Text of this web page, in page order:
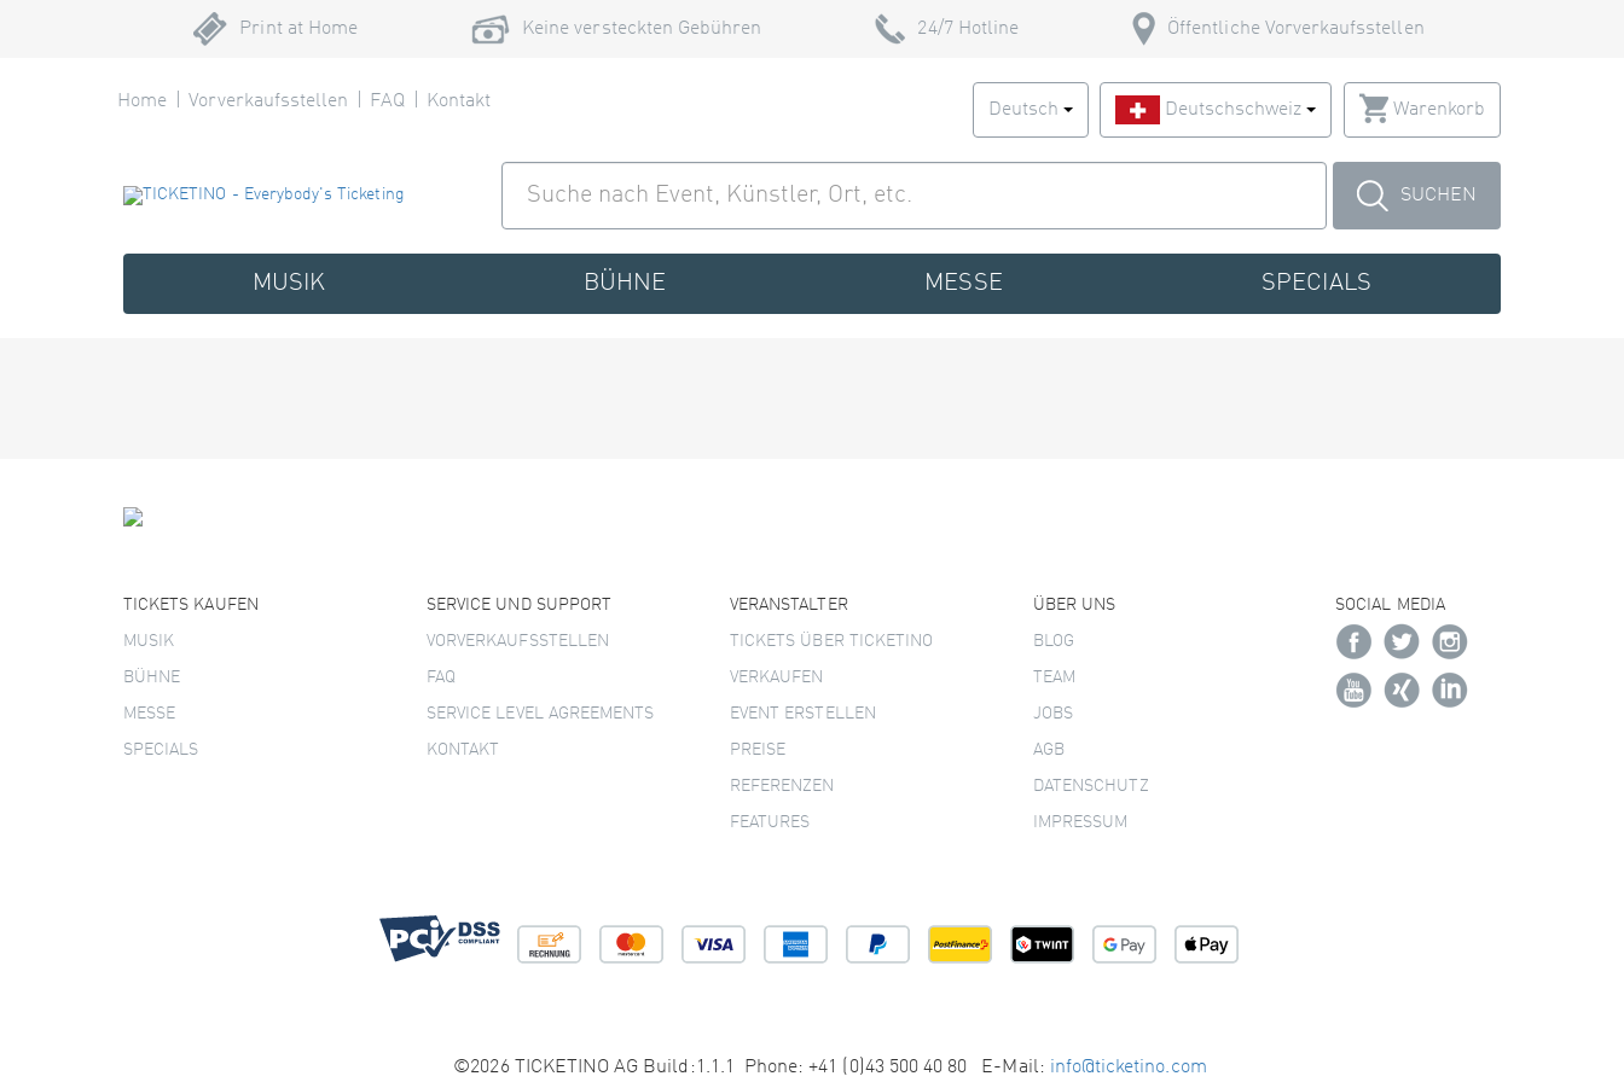
Print at Home Keine versteckten Gebühren 24/7 Hotline Öffentliche Vorverkaufsstellen
Home Vorverkaufsstellen FAQ Kontakt Deutsch Deutschschweiz Warenkorb
SUCHEN
MUSIK BÜHNE MESSE SPECIALS
TICKETS KAUFEN
MUSIK
BÜHNE
MESSE
SPECIALS
SERVICE UND SUPPORT
VORVERKAUFSSTELLEN
FAQ
SERVICE LEVEL AGREEMENTS
KONTAKT
VERANSTALTER
TICKETS ÜBER TICKETINO
VERKAUFEN
EVENT ERSTELLEN
PREISE
REFERENZEN
FEATURES
ÜBER UNS
BLOG
TEAM
JOBS
AGB
DATENSCHUTZ
IMPRESSUM
SOCIAL MEDIA
©2026 TICKETINO AG Build:1.1.1 Phone: +41 (0)43 500 40 80 E-Mail: info@ticketino.com